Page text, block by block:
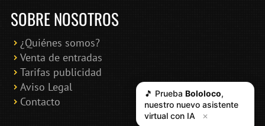
SOBRE NOSOTROS
¿Quiénes somos?
Venta de entradas
Tarifas publicidad
Aviso Legal
Contacto
🎵 Prueba Bololoco,
nuestro nuevo asistente
virtual con IA
✕